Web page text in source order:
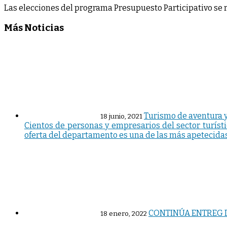
Las elecciones del programa Presupuesto Participativo
Más Noticias
18 junio, 2021Turismo de aventura
Cientos de personas y empresarios del sector
oferta del departamento es una de las más
18 enero, 2022CONTINÚA ENTREG